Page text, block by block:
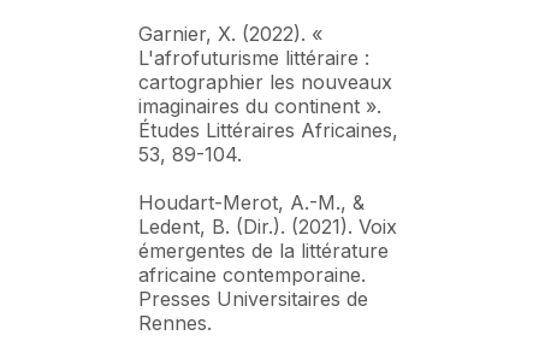
Garnier, X. (2022). «
L'afrofuturisme littéraire :
cartographier les nouveaux
imaginaires du continent ».
Études Littéraires Africaines,
53, 89-104.
Houdart-Merot, A.-M., &
Ledent, B. (Dir.). (2021). Voix
émergentes de la littérature
africaine contemporaine.
Presses Universitaires de
Rennes.